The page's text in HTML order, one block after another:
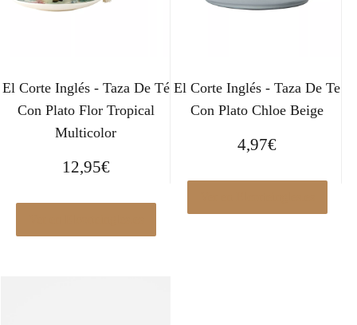
El Corte Inglés - Taza De Té
Con Plato Flor Tropical
Multicolor
12,95€
El Corte Inglés - Taza De Te
Con Plato Chloe Beige
4,97€